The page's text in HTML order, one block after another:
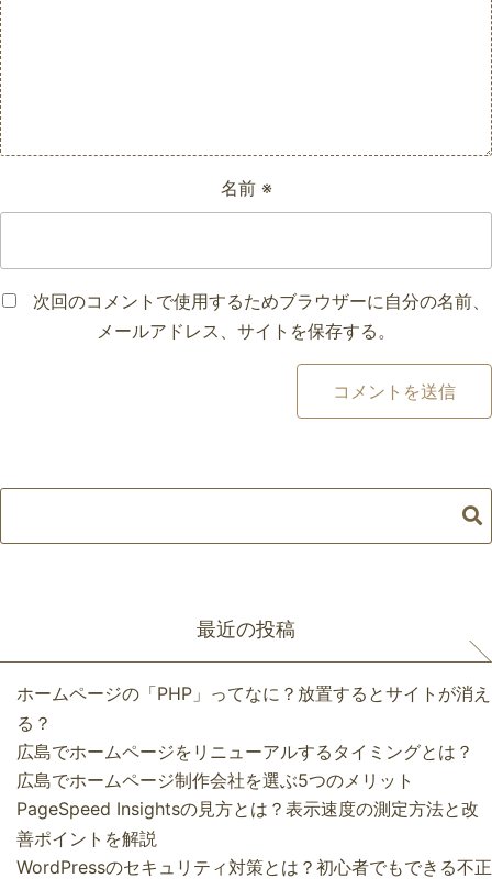
名前 ※
次回のコメントで使用するためブラウザーに自分の名前、
メールアドレス、サイトを保存する。
最近の投稿
ホームページの「PHP」ってなに？放置するとサイトが消え
る？
広島でホームページをリニューアルするタイミングとは？
広島でホームページ制作会社を選ぶ5つのメリット
PageSpeed Insightsの見方とは？表示速度の測定方法と改
善ポイントを解説
WordPressのセキュリティ対策とは？初心者でもできる不正